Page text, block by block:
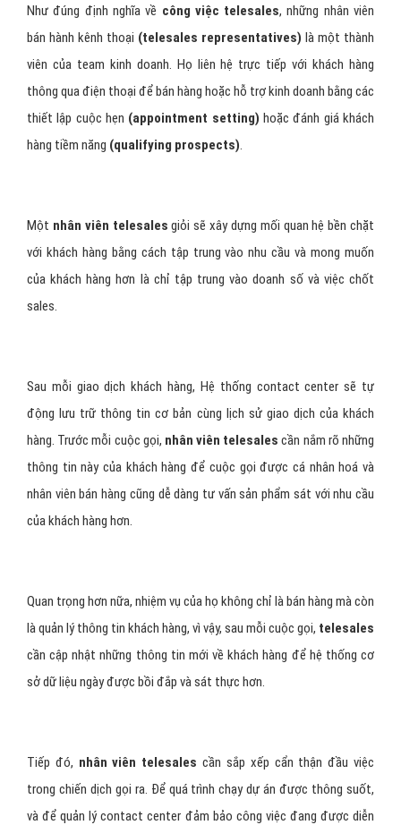
Như đúng định nghĩa về công việc telesales, những nhân viên
bán hành kênh thoại (telesales representatives) là một thành
viên của team kinh doanh. Họ liên hệ trực tiếp với khách hàng
thông qua điện thoại để bán hàng hoặc hỗ trợ kinh doanh bằng các
thiết lập cuộc hẹn (appointment setting) hoặc đánh giá khách
hàng tiềm năng (qualifying prospects).
Một nhân viên telesales giỏi sẽ xây dựng mối quan hệ bền chặt
với khách hàng bằng cách tập trung vào nhu cầu và mong muốn
của khách hàng hơn là chỉ tập trung vào doanh số và việc chốt
sales.
Sau mỗi giao dịch khách hàng, Hệ thống contact center sẽ tự
động lưu trữ thông tin cơ bản cùng lịch sử giao dịch của khách
hàng. Trước mỗi cuộc gọi, nhân viên telesales cần nắm rõ những
thông tin này của khách hàng để cuộc gọi được cá nhân hoá và
nhân viên bán hàng cũng dễ dàng tư vấn sản phẩm sát với nhu cầu
của khách hàng hơn.
Quan trọng hơn nữa, nhiệm vụ của họ không chỉ là bán hàng mà còn
là quản lý thông tin khách hàng, vì vậy, sau mỗi cuộc gọi, telesales
cần cập nhật những thông tin mới về khách hàng để hệ thống cơ
sở dữ liệu ngày được bồi đắp và sát thực hơn.
Tiếp đó, nhân viên telesales cần sắp xếp cẩn thận đầu việc
trong chiến dịch gọi ra. Để quá trình chạy dự án được thông suốt,
và để quản lý contact center đảm bảo công việc đang được diễn